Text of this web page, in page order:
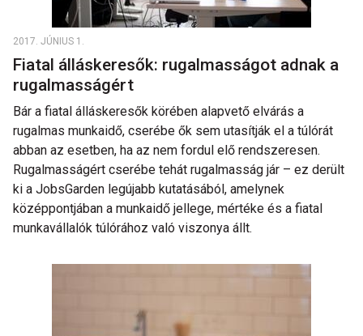
2017. JÚNIUS 1.
Fiatal álláskeresők: rugalmasságot adnak a
rugalmasságért
Bár a fiatal álláskeresők körében alapvető elvárás a
rugalmas munkaidő, cserébe ők sem utasítják el a túlórát
abban az esetben, ha az nem fordul elő rendszeresen.
Rugalmasságért cserébe tehát rugalmasság jár – ez derült
ki a JobsGarden legújabb kutatásából, amelynek
középpontjában a munkaidő jellege, mértéke és a fiatal
munkavállalók túlórához való viszonya állt.